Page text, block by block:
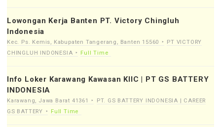
Lowongan Kerja Banten PT. Victory Chingluh
Indonesia
Kec. Ps. Kemis, Kabupaten Tangerang, Banten 15560
PT VICTORY
CHINGLUH INDONESIA
Full Time
Info Loker Karawang Kawasan KIIC | PT GS BATTERY
INDONESIA
Karawang, Jawa Barat 41361
PT. GS BATTERY INDONESIA | CAREER
GS BATTERY
Full Time